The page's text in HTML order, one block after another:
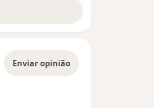
Enviar opinião